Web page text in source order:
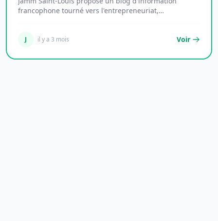
francophone tourné vers l'entrepreneuriat,
J il y a 3 mois Voir